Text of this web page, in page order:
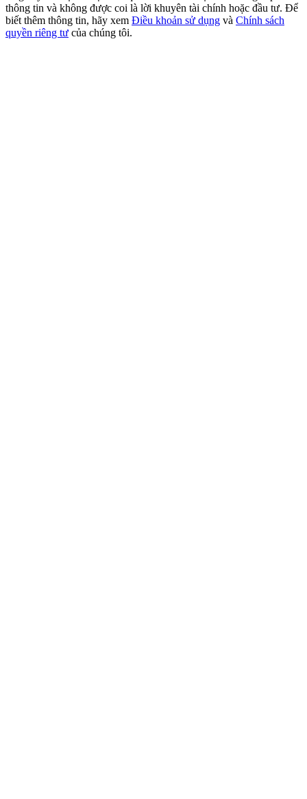
Precious Metals Trading Carnival
Trade Gold & Silver · 33,333 USDT Bonus
thông tin và không được coi là lời khuyên tài chính hoặc đầu tư. Để
biết thêm thông tin, hãy xem Điều khoản sử dụng và Chính sách
quyền riêng tư của chúng tôi.